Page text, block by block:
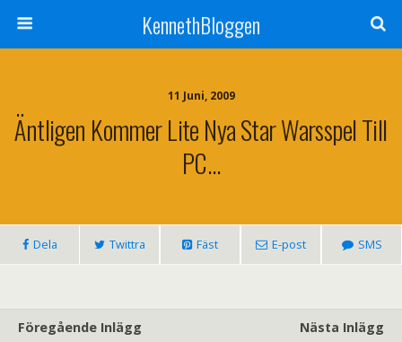
KennethBloggen
11 Juni, 2009
Äntligen Kommer Lite Nya Star Warsspel Till
PC…
Dela Twittra Fäst E-post SMS
Föregående Inlägg
Nästa Inlägg